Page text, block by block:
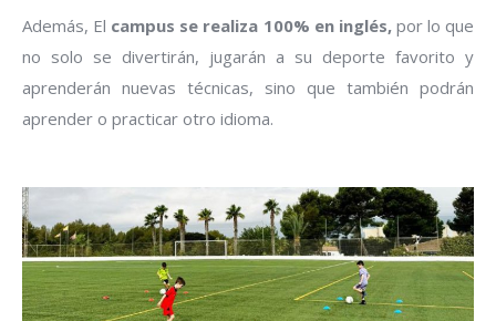
Además, El campus se realiza 100% en inglés,por lo que
no solo se divertirán, jugarán a su deporte favorito y
aprenderán nuevas técnicas, sino que también podrán
aprender o practicar otro idioma.